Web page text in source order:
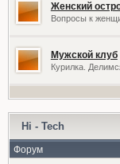
Женский
Вопросы к
Мужской клуб
Курилка.
Hi - Tech
Форум